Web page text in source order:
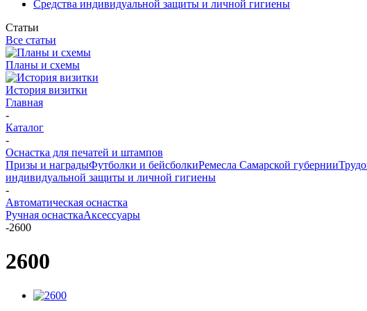
Средства индивидуальной защиты и личной гигиены
Статьи
Все статьи
Планы и схемы
История визитки
Главная
-
Каталог
-
Оснастка для печатей и штампов
Призы и наградыФутболки и бейсболкиРемесла Самарской губернии
индивидуальной защиты и личной гигиены
-
Автоматическая оснастка
Ручная оснасткаАксессуары
-2600
2600